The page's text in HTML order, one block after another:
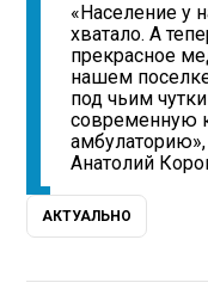
«Население у
хватало. А
прекрасное
нашем
под чьим
современную
Анатолий
АКТУАЛЬНО